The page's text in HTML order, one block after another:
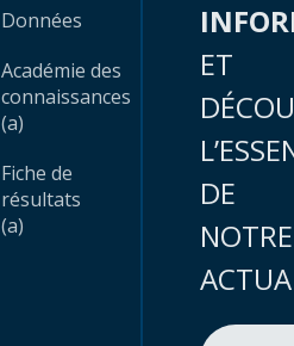
Données
Académie des
connaissances
(a)
Fiche de
résultats
(a)
ET
DE
NOTRE